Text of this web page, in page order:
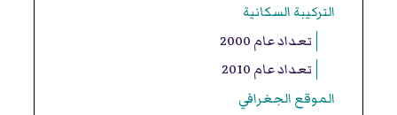
التركيبة السكانية
تعداد عام 2000
تعداد عام 2010
الموقع الجغرافي